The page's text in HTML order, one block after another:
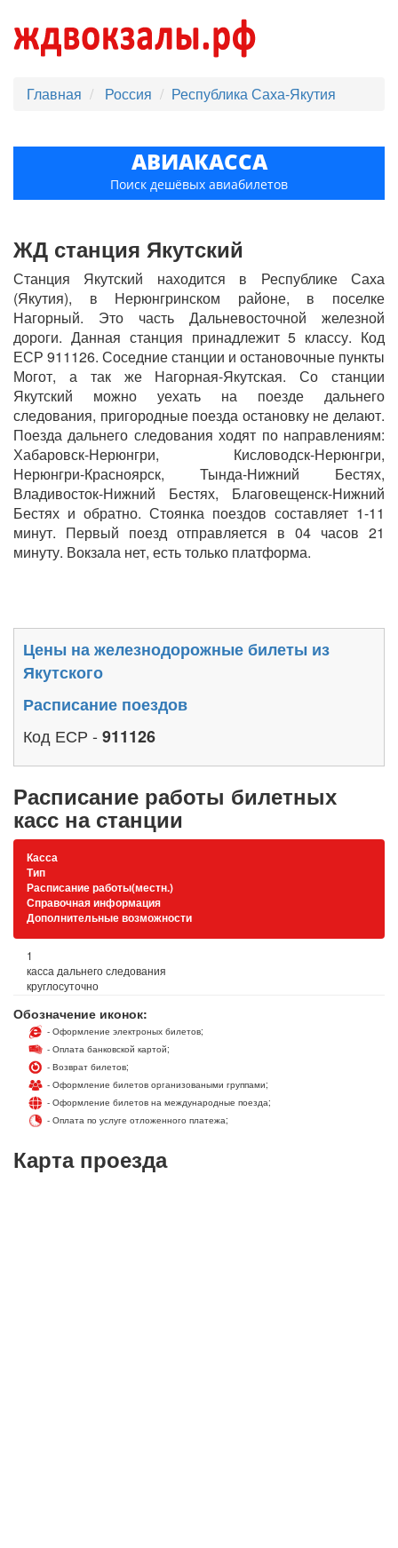
Главная Россия Республика Саха-Якутия
АВИАКАССА
Поиск дешёвых авиабилетов
ЖД станция Якутский
Станция Якутский находится в Республике Саха
(Якутия), в Нерюнгринском районе, в поселке
Нагорный. Это часть Дальневосточной железной
дороги. Данная станция принадлежит 5 классу. Код
ЕСР 911126. Соседние станции и остановочные пункты
Могот, а так же Нагорная-Якутская. Со станции
Якутский можно уехать на поезде дальнего
следования, пригородные поезда остановку не делают.
Поезда дальнего следования ходят по направлениям:
Хабаровск-Нерюнгри, Кисловодск-Нерюнгри,
Нерюнгри-Красноярск, Тында-Нижний Бестях,
Владивосток-Нижний Бестях, Благовещенск-Нижний
Бестях и обратно. Стоянка поездов составляет 1-11
минут. Первый поезд отправляется в 04 часов 21
минуту. Вокзала нет, есть только платформа.
Цены на железнодорожные билеты из
Якутского
Расписание поездов
Код ЕСР - 911126
Расписание работы билетных
касс на станции
Касса
Тип
Расписание работы(местн.)
Справочная информация
Дополнительные возможности
1
касса дальнего следования
круглосуточно
Обозначение иконок:
- Оформление электроных билетов;
- Оплата банковской картой;
- Возврат билетов;
- Оформление билетов организоваными группами;
- Оформление билетов на международные поезда;
- Оплата по услуге отложенного платежа;
Карта проезда